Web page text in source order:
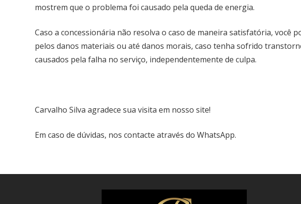
mostrem que o problema foi causado pela queda de energia.
Caso a concessionária não resolva o caso de maneira satisfatória, você
pelos danos materiais ou até danos morais, caso tenha sofrido
causados pela falha no serviço, independentemente de culpa.
Carvalho Silva agradece sua visita em nosso site!
Em caso de dúvidas, nos contacte através do WhatsApp.